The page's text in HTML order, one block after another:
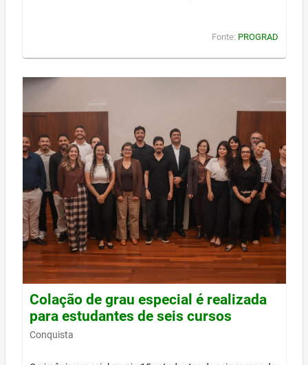
Fonte: PROGRAD
Colação de grau especial é realizada
para estudantes de seis cursos
Conquista